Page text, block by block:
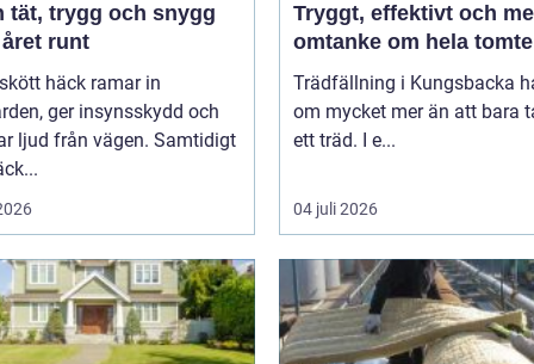
tät, trygg och snygg
runt
häck ramar in
ger insynsskydd och
ljud från vägen. Samtidigt
Tryggt, effektivt och
omtanke om hela
Trädfällning i Kungsbacka
om mycket mer än att bara
ett träd. I e...
04 juli 2026